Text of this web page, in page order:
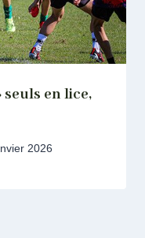
seuls en lice,
2026